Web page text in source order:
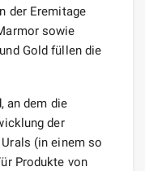
der Eremitage
sowie
Gold füllen die
an dem die
der
(in einem so
Produkte von